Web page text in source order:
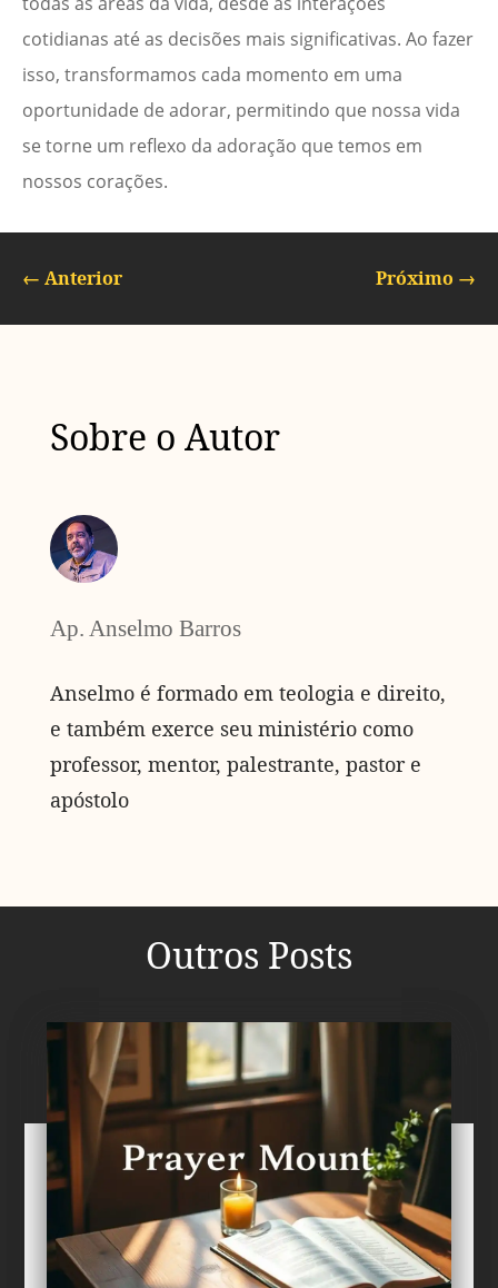
cotidianas até as decisões mais significativas. Ao fazer
isso, transformamos cada momento em uma
oportunidade de adorar, permitindo que nossa vida
se torne um reflexo da adoração que temos em
nossos corações.
← Anterior Próximo →
Sobre o Autor
Ap. Anselmo Barros
Anselmo é formado em teologia e direito,
e também exerce seu ministério como
professor, mentor, palestrante, pastor e
apóstolo
Outros Posts